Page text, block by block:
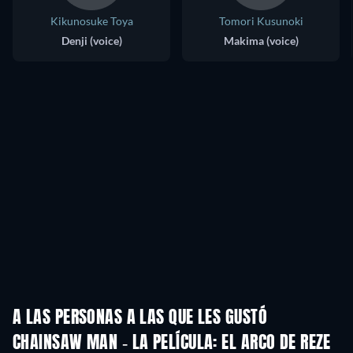
Kikunosuke Toya
Denji (voice)
Tomori Kusunoki
Makima (voice)
A LAS PERSONAS A LAS QUE LES GUSTÓ
CHAINSAW MAN - LA PELÍCULA: EL ARCO DE REZE